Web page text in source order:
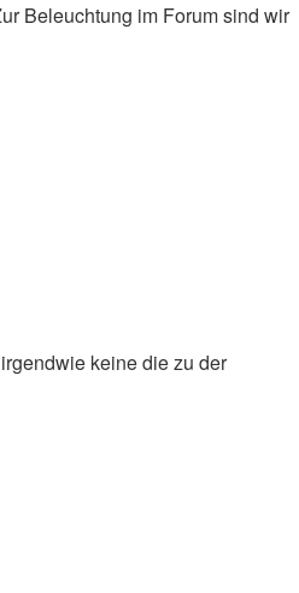
Beleuchtung im Forum sind wir
keine die zu der